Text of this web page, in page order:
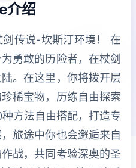
介绍
传说-坎斯汀环境！ 在
勇敢的历险者，在杖剑
。在这里，你将拨开层
稀宝物，历练自由探索
方法自由搭配，打造专
旅途中你也会邂逅来自
战，共同考验深奥的圣